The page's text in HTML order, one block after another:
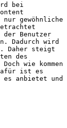
bei
gewöhnliche
Benutzer
Dadurch wird
Daher steigt
des
wie kommen
ist es
es anbietet und